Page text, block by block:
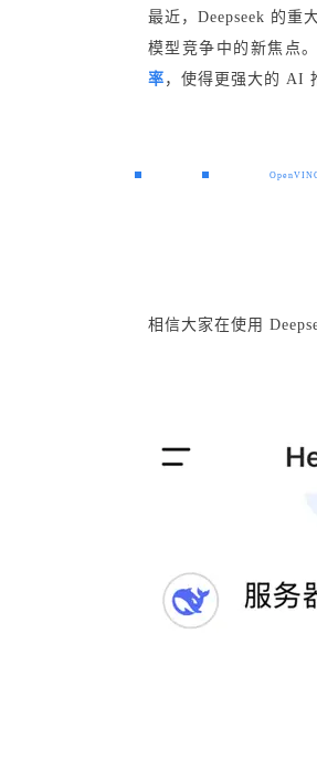
最近，Deepseek 的重
模型竞争中的新焦点
率 ，使得更强大的 AI
相信大家在使用